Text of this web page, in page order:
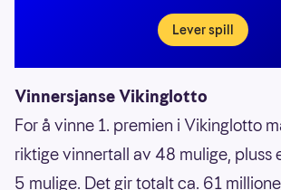
Lever spill
Vinnersjanse Vikinglotto
For å vinne 1. premien i Vikinglotto
riktige vinnertall av 48 mulige, pluss
5 mulige. Det gir totalt ca. 61